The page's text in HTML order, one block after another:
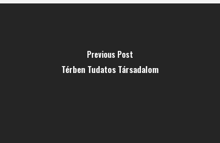
Previous Post
Térben Tudatos Társadalom